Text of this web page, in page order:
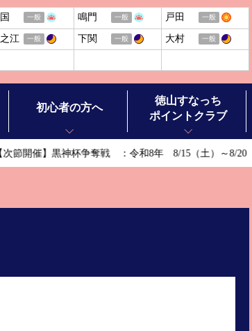
一般 鳴門 一般 戸田 一般
江 一般 下関 一般 大村 一般
ョップ オラレ徳山
初心者の方へ
ボートレースの基礎知識
徳山すなっち
ポイントクラブ
開催】黒神杯争奪戦 ：令和8年 8/15（土）～8/20